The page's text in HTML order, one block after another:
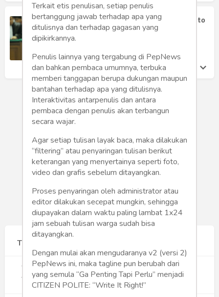
Inilah Keuntungan Jika Setya Novanto
Bersedia Jadi "Justice Collaborator"
Andrian Habibi
Terpopuler
1 Gerakan Sehat Berbasis Pesantren:
Pengabdian Masyarakat Prodi Spesialis
Keperawatan Medikal Bedah UNIMUS di
Pondok Pesantren Putra UNIMUS
348
Terkait etis penulisan, setiap penulis
bertanggung jawab terhadap apa yang
ditulisnya dan terhadap gagasan yang
dipikirkannya.
Penulis lainnya yang tergabung di PepNews
dan bahkan pembaca umumnya, terbuka
memberi tanggapan berupa dukungan maupun
bantahan terhadap apa yang ditulisnya.
Interaktivitas antarpenulis dan antara
pembaca dengan penulis akan terbangun
secara wajar.
Agar setiap tulisan layak baca, maka dilakukan
“filtering” atau penyaringan tulisan berikut
keterangan yang menyertainya seperti foto,
video dan grafis sebelum ditayangkan.
Proses penyaringan oleh administrator atau
editor dilakukan secepat mungkin, sehingga
diupayakan dalam waktu paling lambat 1x24
jam sebuah tulisan warga sudah bisa
ditayangkan.
Dengan mulai akan mengudaranya v2 (versi 2)
PepNews ini, maka tagline pun berubah dari
yang semula “Ga Penting Tapi Perlu” menjadi
CITIZEN POLITE: “Write It Right!”